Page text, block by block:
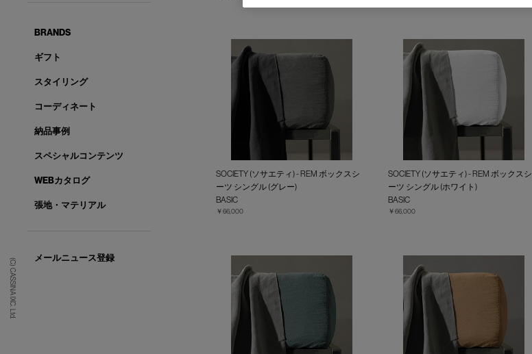
(C) CASSINA IXC. Ltd.
SOCIETY (ソサエティ) - REM ボックスシ
ーツ シングル (グレー)
BASIC
￥66,000
SOCIETY (ソサエティ) - REM ボックスシ
ーツ シングル (ホワイト)
BASIC
￥66,000
BRANDS
ギフト
スタイリング
コーディネート
納品事例
スペシャルコンテンツ
WEBカタログ
張地・マテリアル
メールニュース登録